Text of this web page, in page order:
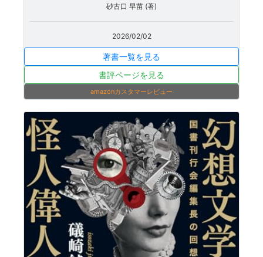
砂古口 早苗 (著)
2026/02/02
著書一覧を見る
書評ページを見る
amazonカスタマーレビュー